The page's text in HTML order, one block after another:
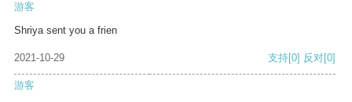
游客
Shriya sent you a frien
2021-10-29 支持[0] 反对[0]
游客